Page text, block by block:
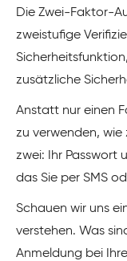
Die Zwei-Faktor-
zweistufige
zusätzliche
Anstatt nur einen
zu verwenden, wie
zwei: Ihr Passwort
das Sie per SMS
Schauen wir uns
verstehen. Was
Anmeldung bei